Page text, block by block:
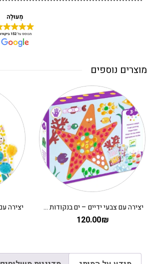
מוצרים נוספים
יצירה עם צבעי ידיים – ים בנקודות DJECO
120.00₪